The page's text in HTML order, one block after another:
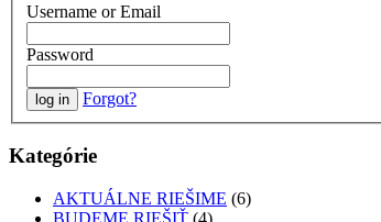
Username or Email
Password
Forgot?
Kategórie
AKTUÁLNE RIEŠIME (6)